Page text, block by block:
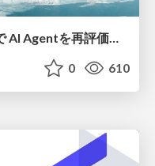
嗚呼、当時の本番環境の状態で AI Agentを再評価したいなぁ...
0 610